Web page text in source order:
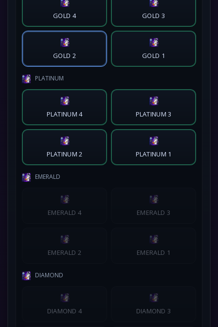
GOLD 4 GOLD 3
GOLD 2 GOLD 1
PLATINUM
PLATINUM 4 PLATINUM 3
PLATINUM 2 PLATINUM 1
EMERALD
EMERALD 4 EMERALD 3
EMERALD 2 EMERALD 1
DIAMOND
DIAMOND 4 DIAMOND 3